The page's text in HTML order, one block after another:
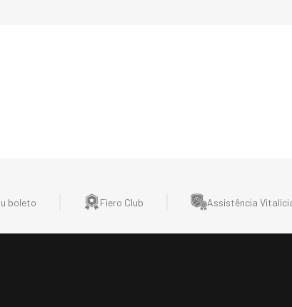
boleto Fiero Club Assistência